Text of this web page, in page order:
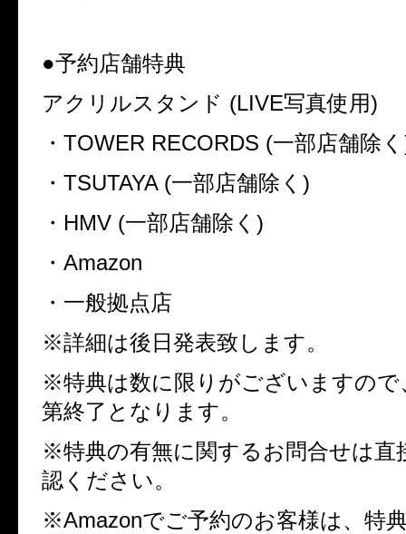
●予約店舗特典
アクリルスタンド (LIVE写真使用)
・ TOWER RECORDS (一部店舗除く
・ TSUTAYA (一部店舗除く )
・ HMV (一部店舗除く )
・ Amazon
・一般拠点店
※詳細は後日発表致します。
※特典は数に限りがございますので
第終了となります。
※特典の有無に関するお問合せは直
認ください。
※Amazonでご予約のお客様は、特